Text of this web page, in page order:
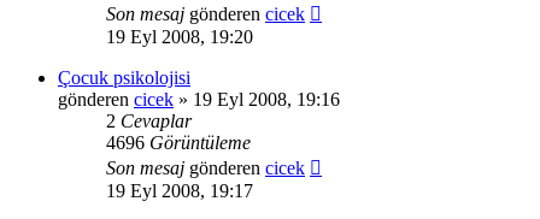
Son mesaj gönderen cicek
19 Eyl 2008, 19:20
Çocuk psikolojisi
gönderen cicek » 19 Eyl 2008, 19:16
2 Cevaplar
4696 Görüntüleme
Son mesaj gönderen cicek
19 Eyl 2008, 19:17